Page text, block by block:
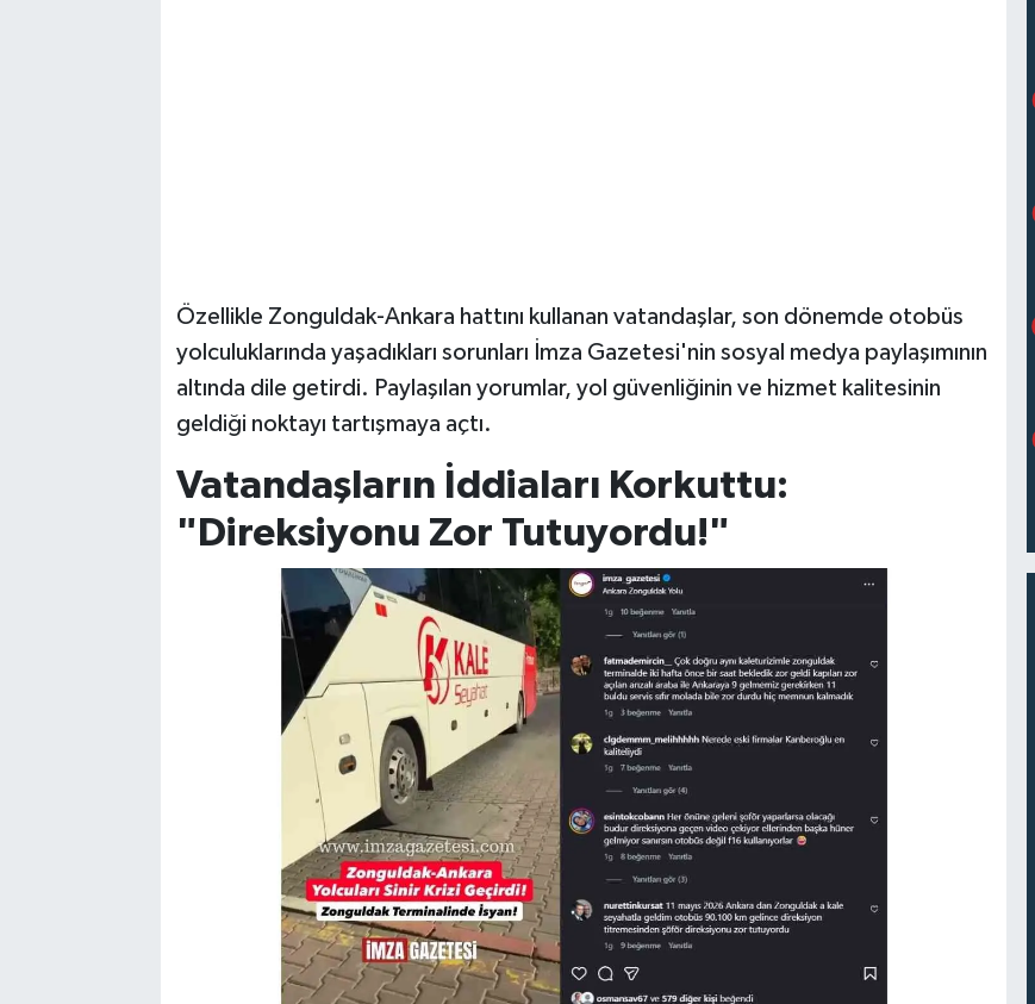
Özellikle Zonguldak-Ankara hattını kullanan vatandaşlar, son dönemde otobüs
yolculuklarında yaşadıkları sorunları İmza Gazetesi'nin sosyal medya paylaşımının
altında dile getirdi. Paylaşılan yorumlar, yol güvenliğinin ve hizmet kalitesinin
geldiği noktayı tartışmaya açtı.
Vatandaşların İddiaları Korkuttu:
"Direksiyonu Zor Tutuyordu!"